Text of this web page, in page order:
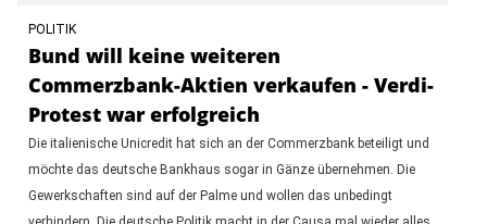
POLITIK
Bund will keine weiteren
Commerzbank-Aktien verkaufen - Verdi-
Protest war erfolgreich
Die italienische Unicredit hat sich an der Commerzbank beteiligt und
möchte das deutsche Bankhaus sogar in Gänze übernehmen. Die
Gewerkschaften sind auf der Palme und wollen das unbedingt